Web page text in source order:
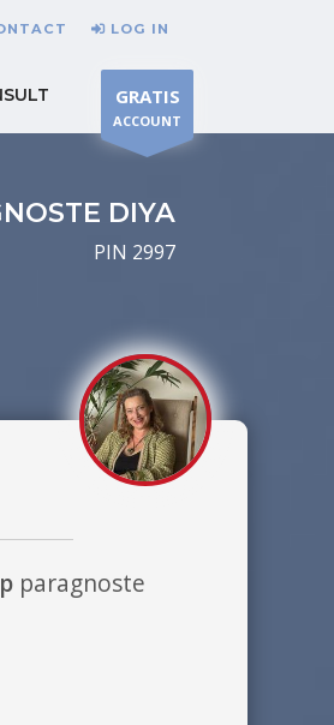
LOG IN
GRATIS
ACCOUNT
DIYA
PIN 2997
paragnoste